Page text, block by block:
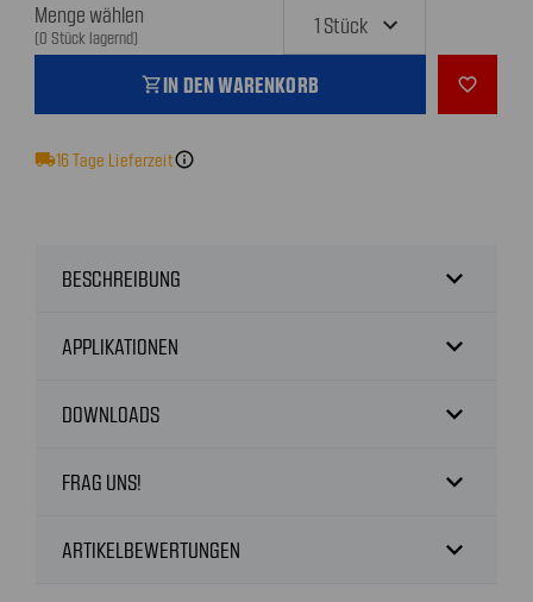
Menge wählen
(0 Stück lagernd)
shopping_cartIN DEN WARENKORB favorite_outline
local_shipping16Tage Lieferzeitinfo
BESCHREIBUNG expand_more
APPLIKATIONEN expand_more
DOWNLOADS expand_more
FRAG UNS! expand_more
ARTIKELBEWERTUNGEN expand_more